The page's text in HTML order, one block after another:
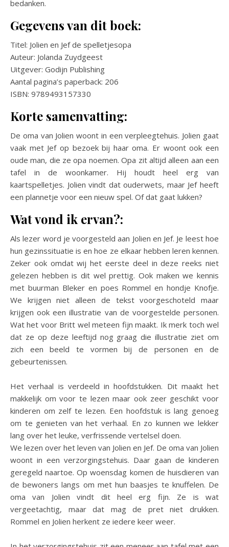
bedanken.
Gegevens van dit boek:
Titel: Jolien en Jef de spelletjesopa
Auteur: Jolanda Zuydgeest
Uitgever: Godijn Publishing
Aantal pagina’s paperback: 206
ISBN: 9789493157330
Korte samenvatting:
De oma van Jolien woont in een verpleegtehuis. Jolien gaat
vaak met Jef op bezoek bij haar oma. Er woont ook een
oude man, die ze opa noemen. Opa zit altijd alleen aan een
tafel in de woonkamer. Hij houdt heel erg van
kaartspelletjes. Jolien vindt dat ouderwets, maar Jef heeft
een plannetje voor een nieuw spel. Of dat gaat lukken?
Wat vond ik ervan?:
Als lezer word je voorgesteld aan Jolien en Jef. Je leest hoe
hun gezinssituatie is en hoe ze elkaar hebben leren kennen.
Zeker ook omdat wij het eerste deel in deze reeks niet
gelezen hebben is dit wel prettig. Ook maken we kennis
met buurman Bleker en poes Rommel en hondje Knofje.
We krijgen niet alleen de tekst voorgeschoteld maar
krijgen ook een illustratie van de voorgestelde personen.
Wat het voor Britt wel meteen fijn maakt. Ik merk toch wel
dat ze op deze leeftijd nog graag die illustratie ziet om
zich een beeld te vormen bij de personen en de
gebeurtenissen.
Het verhaal is verdeeld in hoofdstukken. Dit maakt het
makkelijk om voor te lezen maar ook zeer geschikt voor
kinderen om zelf te lezen. Een hoofdstuk is lang genoeg
om te genieten van het verhaal. En zo kunnen we lekker
lang over het leuke, verfrissende vertelsel doen.
We lezen over het leven van Jolien en Jef. De oma van Jolien
woont in een verzorgingstehuis. Daar gaan de kinderen
geregeld naartoe. Op woensdag komen de huisdieren van
de bewoners langs om met hun baasjes te knuffelen. De
oma van Jolien vindt dit heel erg fijn. Ze is wat
vergeetachtig, maar dat mag de pret niet drukken.
Rommel en Jolien herkent ze iedere keer weer.